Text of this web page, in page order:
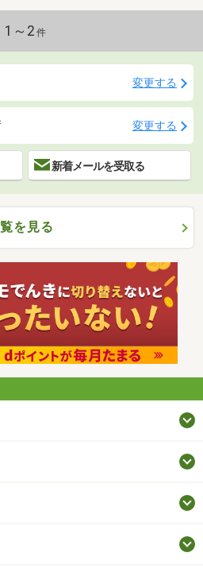
1～2 件
変更する
変更する
新着メールを受取る
を見る